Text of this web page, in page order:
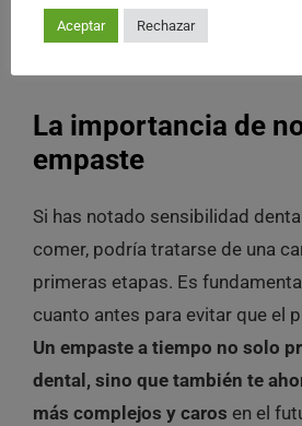
como la aplicación de una
La importancia de
empaste
Si has notado sensibilidad
comer, podría tratarse de una
primeras etapas. Es
cuanto antes para evitar que el
Un empaste a tiempo no solo
dental, sino que también te
más complejos y caros en el
Aceptar Rechazar